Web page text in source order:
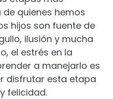
quienes hemos
hijos son fuente de
ilusión y mucha
el estrés en la
a manejarlo es
disfrutar esta etapa
felicidad.